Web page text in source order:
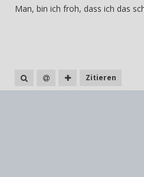
Man, bin ich froh, dass ich das
Zitieren